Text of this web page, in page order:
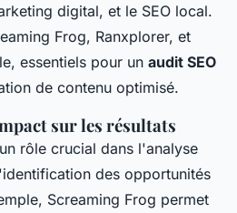
digital, et le SEO local.
Frog, Ranxplorer, et
essentiels pour un audit SEO
de contenu optimisé.
sur les résultats
rôle crucial dans l'analyse
des opportunités
Screaming Frog permet